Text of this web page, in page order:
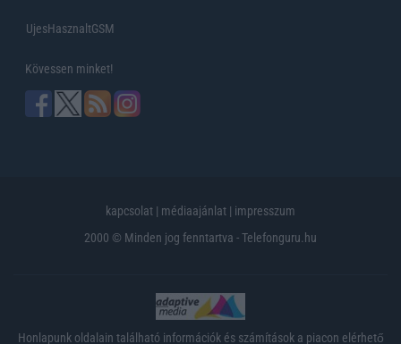
UjesHasznaltGSM
Kövessen minket!
kapcsolat | médiaajánlat | impresszum
2000 © Minden jog fenntartva - Telefonguru.hu
Honlapunk oldalain található információk és számítások a piacon elérhető